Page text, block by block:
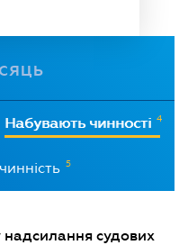
Набувають чинності 4
5
судових